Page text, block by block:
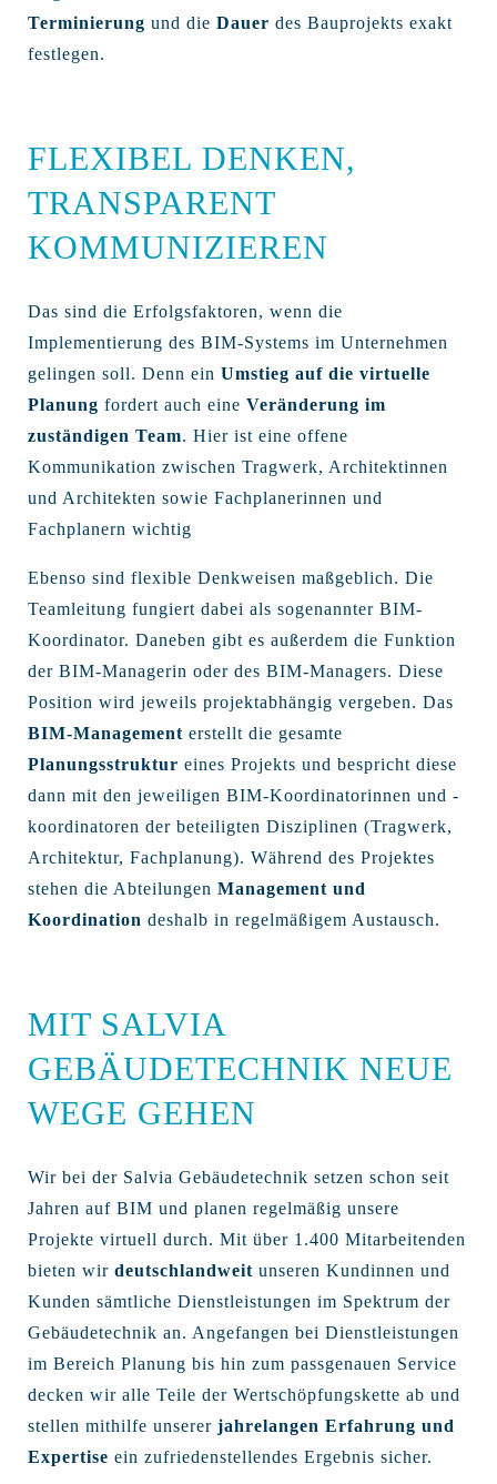
Terminierung und die Dauer des Bauprojekts exakt
festlegen.
FLEXIBEL DENKEN,
TRANSPARENT
KOMMUNIZIEREN
Das sind die Erfolgsfaktoren, wenn die
Implementierung des BIM-Systems im Unternehmen
gelingen soll. Denn ein Umstieg auf die virtuelle
Planung fordert auch eine Veränderung im
zuständigen Team. Hier ist eine offene
Kommunikation zwischen Tragwerk, Architektinnen
und Architekten sowie Fachplanerinnen und
Fachplanern wichtig
Ebenso sind flexible Denkweisen maßgeblich. Die
Teamleitung fungiert dabei als sogenannter BIM-
Koordinator. Daneben gibt es außerdem die Funktion
der BIM-Managerin oder des BIM-Managers. Diese
Position wird jeweils projektabhängig vergeben. Das
BIM-Management erstellt die gesamte
Planungsstruktur eines Projekts und bespricht diese
dann mit den jeweiligen BIM-Koordinatorinnen und -
koordinatoren der beteiligten Disziplinen (Tragwerk,
Architektur, Fachplanung). Während des Projektes
stehen die Abteilungen Management und
Koordination deshalb in regelmäßigem Austausch.
MIT SALVIA
GEBÄUDETECHNIK NEUE
WEGE GEHEN
Wir bei der Salvia Gebäudetechnik setzen schon seit
Jahren auf BIM und planen regelmäßig unsere
Projekte virtuell durch. Mit über 1.400 Mitarbeitenden
bieten wir deutschlandweit unseren Kundinnen und
Kunden sämtliche Dienstleistungen im Spektrum der
Gebäudetechnik an. Angefangen bei Dienstleistungen
im Bereich Planung bis hin zum passgenauen Service
decken wir alle Teile der Wertschöpfungskette ab und
stellen mithilfe unserer jahrelangen Erfahrung und
Expertise ein zufriedenstellendes Ergebnis sicher.